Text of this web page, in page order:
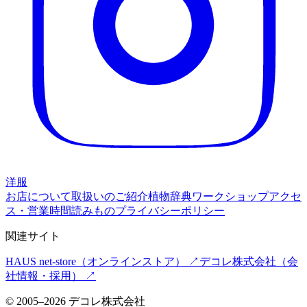
洋服
お店について取扱いのご紹介植物辞典ワークショップアクセ
ス・営業時間読みものプライバシーポリシー
関連サイト
HAUS net-store （オンラインストア） ↗ デコレ株式会社 （会
社情報・採用） ↗
© 2005–2026 デコレ株式会社